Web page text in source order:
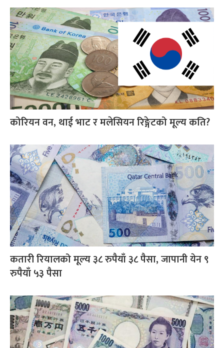
कोरियन वन, थाई भाट र मलेसियन रिङ्गेटको मूल्य कति?
कतारी रियालको मूल्य ३८ रुपैयाँ ३८ पैसा, जापानी येन ९
रुपैयाँ ५३ पैसा